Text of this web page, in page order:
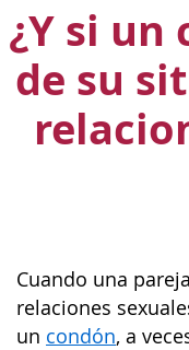
¿Y si un
de su
Cuando una
relaciones
un condón, a